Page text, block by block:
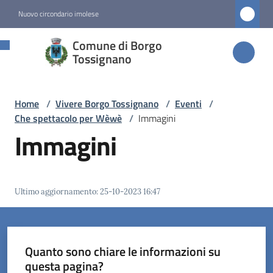
Nuovo circondario imolese
Comune di Borgo
Tossignano
Comune di
Borgo
Servizi
Vivere
Borgo
Tossignano
Home / Vivere Borgo Tossignano / Eventi /
Che spettacolo per Wèwè / Immagini
Immagini
Ultimo aggiornamento:25-10-2023 16:47
Quanto sono chiare le informazioni su
questa pagina?